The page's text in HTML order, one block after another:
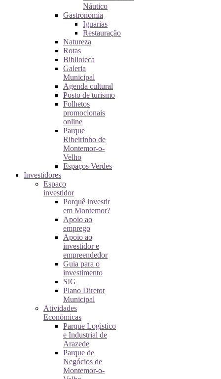
Náutico
Gastronomia
Iguarias
Restauração
Natureza
Rotas
Biblioteca
Galeria
Municipal
Agenda cultural
Posto de turismo
Folhetos
promocionais
online
Parque
Ribeirinho de
Montemor-o-
Velho
Espaços Verdes
Investidores
Espaço
investidor
Porquê investir
em Montemor?
Apoio ao
emprego
Apoio ao
investidor e
empreendedor
Guia para o
investimento
SIG
Plano Diretor
Municipal
Atividades
Económicas
Parque Logístico
e Industrial de
Arazede
Parque de
Negócios de
Montemor-o-